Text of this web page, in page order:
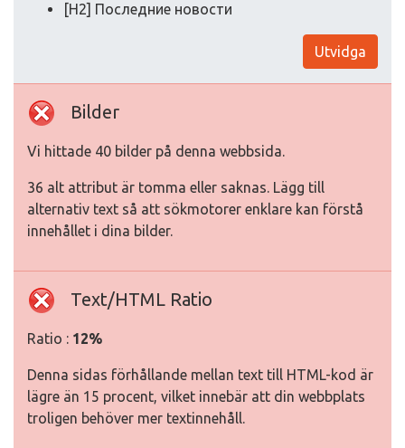
[H2] Последние новости
Utvidga
Bilder
Vi hittade 40 bilder på denna webbsida.
36 alt attribut är tomma eller saknas. Lägg till
alternativ text så att sökmotorer enklare kan förstå
innehållet i dina bilder.
Text/HTML Ratio
Ratio : 12%
Denna sidas förhållande mellan text till HTML-kod är
lägre än 15 procent, vilket innebär att din webbplats
troligen behöver mer textinnehåll.